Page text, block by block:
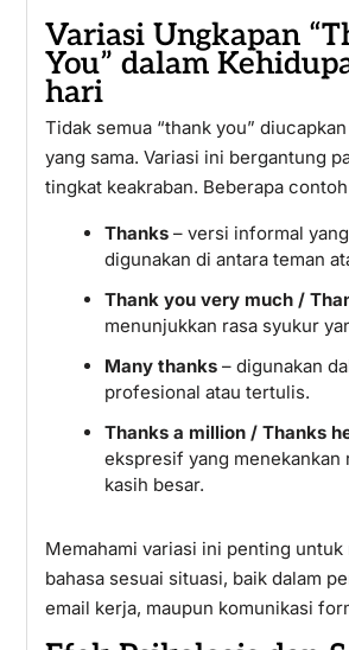
Variasi Ungkapan
You” dalam
hari
Tidak semua “thank you”
yang sama. Variasi ini bergantung
tingkat keakraban. Beberapa
Thanks– versi informal
digunakan di antara teman
Thank you very much /
menunjukkan rasa syukur
Many thanks– digunakan
profesional atau tertulis.
Thanks a million / Thanks
ekspresif yang menekankan
kasih besar.
Memahami variasi ini penting untuk
bahasa sesuai situasi, baik dalam
email kerja, maupun komunikasi